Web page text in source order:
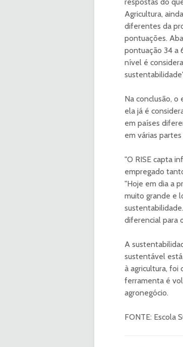
Agricultura,
diferentes da
pontuações.
pontuação 34 a
nível é
Na conclusão, o
ela já é
em países
em várias
"O RISE capta
empregado
"Hoje em dia a
muito grande e
diferencial para
A
sustentável
à agricultura, foi
ferramenta é
agronegócio.
FONTE: Escola